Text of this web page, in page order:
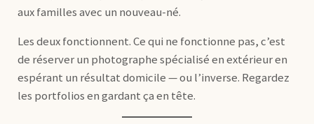
aux familles avec un nouveau-né.
Les deux fonctionnent. Ce qui ne fonctionne pas, c’est
de réserver un photographe spécialisé en extérieur en
espérant un résultat domicile — ou l’inverse. Regardez
les portfolios en gardant ça en tête.